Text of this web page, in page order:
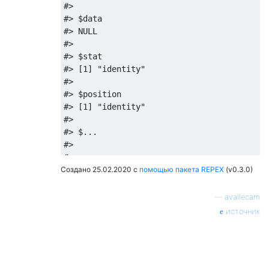
#>
#> $data
#> NULL
#>
#> $stat
#> [1] "identity"
#>
#> $position
#> [1] "identity"
#>
#> $...
#>
#>
#> $na.rm
Создано 25.02.2020 с помощью пакета REPEX (v0.3.0)
avallecam
источник